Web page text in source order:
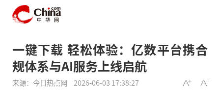
一键下载 轻松体验：亿数平台携合
规体系与AI服务上线启航
来源：今日热点网 2026-06-03 17:38:27